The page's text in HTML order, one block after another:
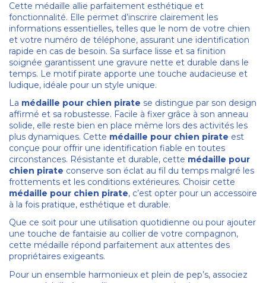
Cette médaille allie parfaitement esthétique et
fonctionnalité. Elle permet d’inscrire clairement les
informations essentielles, telles que le nom de votre chien
et votre numéro de téléphone, assurant une identification
rapide en cas de besoin. Sa surface lisse et sa finition
soignée garantissent une gravure nette et durable dans le
temps. Le motif pirate apporte une touche audacieuse et
ludique, idéale pour un style unique.
La médaille pour chien pirate se distingue par son design
affirmé et sa robustesse. Facile à fixer grâce à son anneau
solide, elle reste bien en place même lors des activités les
plus dynamiques. Cette médaille pour chien pirate est
conçue pour offrir une identification fiable en toutes
circonstances. Résistante et durable, cette médaille pour
chien pirate conserve son éclat au fil du temps malgré les
frottements et les conditions extérieures. Choisir cette
médaille pour chien pirate, c’est opter pour un accessoire
à la fois pratique, esthétique et durable.
Que ce soit pour une utilisation quotidienne ou pour ajouter
une touche de fantaisie au collier de votre compagnon,
cette médaille répond parfaitement aux attentes des
propriétaires exigeants.
Pour un ensemble harmonieux et plein de pep’s, associez